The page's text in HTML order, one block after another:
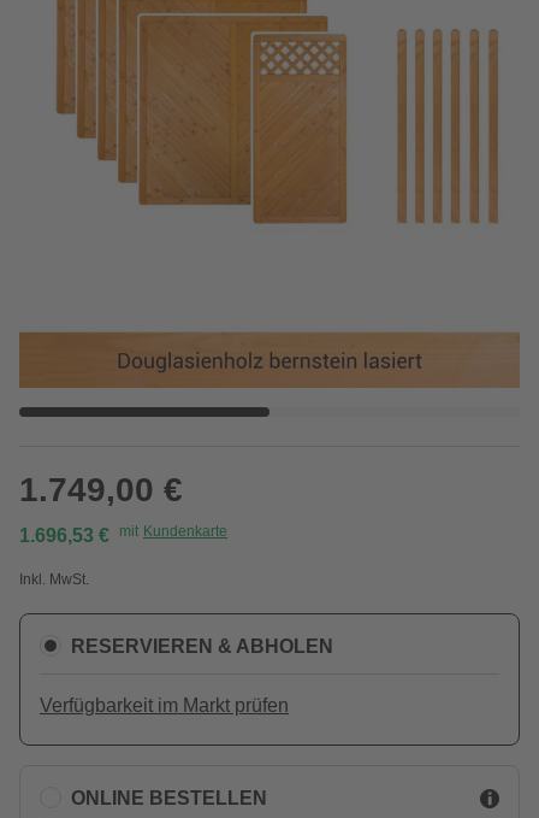
1.749,00 €
1.696,53 € mit Kundenkarte
Inkl. MwSt.
RESERVIEREN & ABHOLEN
Verfügbarkeit im Markt prüfen
ONLINE BESTELLEN